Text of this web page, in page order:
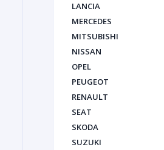
LANCIA
MERCEDES
MITSUBISHI
NISSAN
OPEL
PEUGEOT
RENAULT
SEAT
SKODA
SUZUKI